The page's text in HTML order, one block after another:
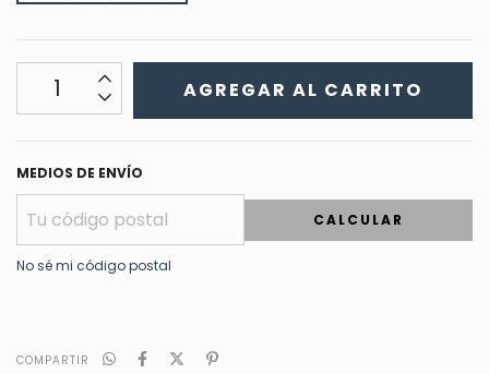
MEDIOS DE ENVÍO
CALCULAR
No sé mi código postal
COMPARTIR